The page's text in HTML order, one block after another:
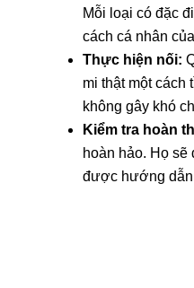
Mỗi loại có đặc
cách cá nhân
Thực hiện nối:
mi thật một cách
không gây khó
Kiểm tra hoàn
hoàn hảo. Họ
được hướng dẫn
Quyết